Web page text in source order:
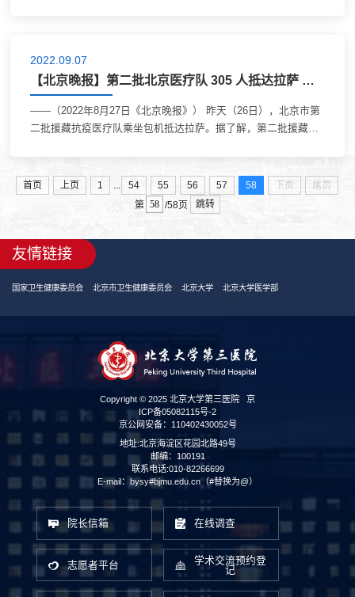
2022.09.07
【北京晚报】第二批北京医疗队 305 人抵达拉萨 将全体进驻方舱医院
——（2022年8月27日《北京晚报》） 昨天（26日），北京市第
二批援藏抗疫医疗队乘坐包机抵达拉萨。据了解，第二批援藏抗
首页 上页 1 54 55 56 57 58 下页
尾页
第
/58页 跳转
友情链接
国家卫生健康委员会 北京市卫生健康委员会 北京大学 北京大学医学部
Copyright © 2025 北京大学第三医院 京
ICP备05082115号-2
京公网安备：110402430052号
地址:北京海淀区花园北路49号
邮编：100191
联系电话:010-82266699
E-mail：bysy#bjmu.edu.cn（#替换为@）
院长信箱 在线调查
志愿者平台
学术交流预约登
记